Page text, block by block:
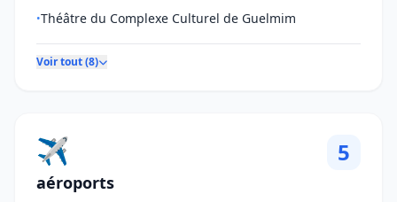
•Théâtre du Complexe Culturel de Guelmim
Voir tout (8)
✈️
aéroports
5